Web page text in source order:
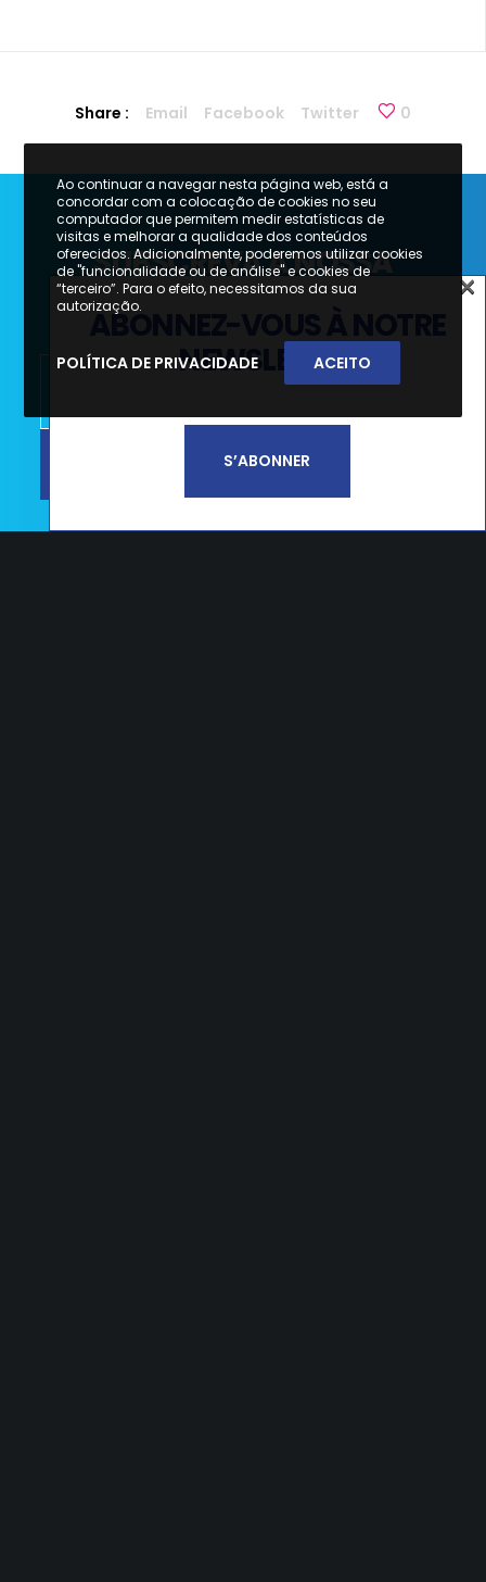
Share : Email Facebook Twitter 0
SUBSCREVA A NOSSA
NEWSLETTER
Li e aceito aPolítica de Privacidade e
Ao continuar a navegar nesta página web, está a
concordar com a colocação de cookies no seu
computador que permitem medir estatísticas de
visitas e melhorar a qualidade dos conteúdos
oferecidos. Adicionalmente, poderemos utilizar cookies
de "funcionalidade ou de análise" e cookies de
“terceiro”. Para o efeito, necessitamos da sua
autorização.
POLÍTICA DE PRIVACIDADE ACEITO
SUBSCREVA A NOSSA
NEWSLETTER
SUBSCREVER
×
ABONNEZ-VOUS À NOTRE
NEWSLETTER
S’ABONNER
×